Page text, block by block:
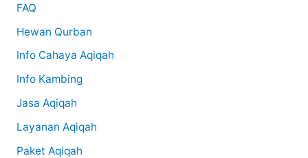
FAQ
Hewan Qurban
Info Cahaya Aqiqah
Info Kambing
Jasa Aqiqah
Layanan Aqiqah
Paket Aqiqah